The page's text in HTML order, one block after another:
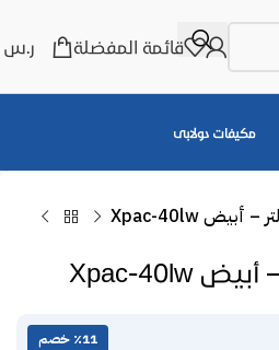
قائمة المفضلة ر.س
مكيفات دولابى
٪11 خصم